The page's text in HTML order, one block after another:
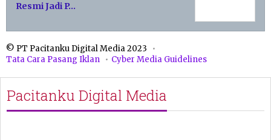
Resmi Jadi P…
© PT Pacitanku Digital Media 2023
Tata Cara Pasang Iklan
Cyber Media Guidelines
Pacitanku Digital Media